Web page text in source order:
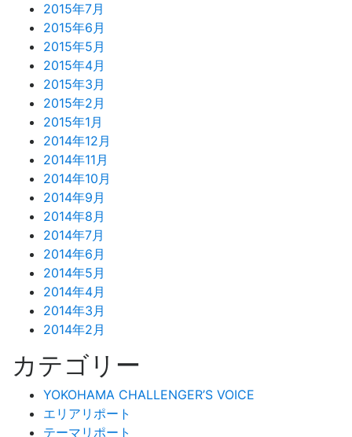
2015年7月
2015年6月
2015年5月
2015年4月
2015年3月
2015年2月
2015年1月
2014年12月
2014年11月
2014年10月
2014年9月
2014年8月
2014年7月
2014年6月
2014年5月
2014年4月
2014年3月
2014年2月
カテゴリー
YOKOHAMA CHALLENGER’S VOICE
エリアリポート
テーマリポート